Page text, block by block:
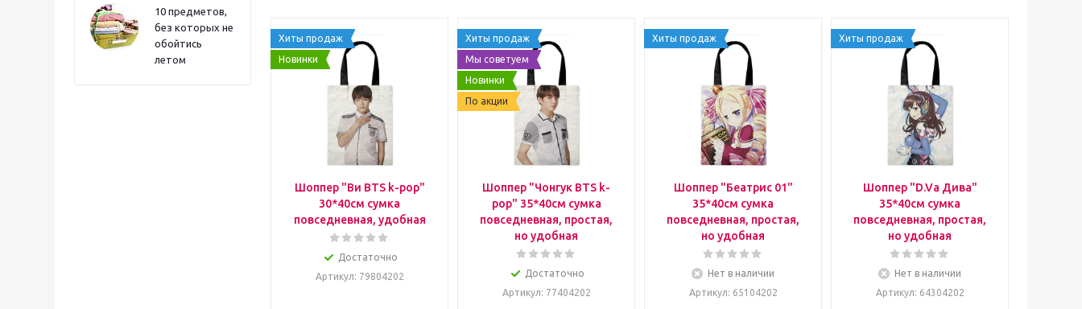
10 предметов,
без которых не
обойтись
летом
Хиты продаж
Новинки
Шоппер "Ви BTS k-pop"
30*40см сумка
повседневная, удобная
Достаточно
Артикул: 79804202
Хиты продаж
Мы советуем
Новинки
По акции
Шоппер "Чонгук BTS k-
pop" 35*40см сумка
повседневная, простая,
но удобная
Достаточно
Артикул: 77404202
Хиты продаж
Шоппер "Беатрис 01"
35*40см сумка
повседневная, простая,
но удобная
Нет в наличии
Артикул: 65104202
Хиты продаж
Шоппер "D.Va Дива"
35*40см сумка
повседневная, простая,
но удобная
Нет в наличии
Артикул: 64304202